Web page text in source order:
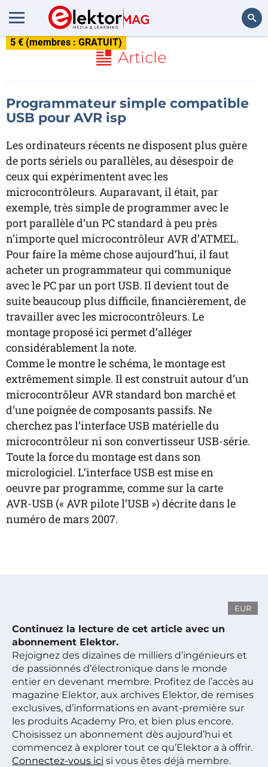
5 € (membres : GRATUIT)
Article
Programmateur simple compatible
USB pour AVR isp
Les ordinateurs récents ne disposent plus guère
de ports sériels ou parallèles, au désespoir de
ceux qui expérimentent avec les
microcontrôleurs. Auparavant, il était, par
exemple, très simple de programmer avec le
port parallèle d’un PC standard à peu près
n’importe quel microcontrôleur AVR d’ATMEL.
Pour faire la même chose aujourd’hui, il faut
acheter un programmateur qui communique
avec le PC par un port USB. Il devient tout de
suite beaucoup plus difficile, financièrement, de
travailler avec les microcontrôleurs. Le
montage proposé ici permet d’alléger
considérablement la note.
Comme le montre le schéma, le montage est
extrêmement simple. Il est construit autour d’un
microcontrôleur AVR standard bon marché et
d’une poignée de composants passifs. Ne
cherchez pas l’interface USB matérielle du
microcontrôleur ni son convertisseur USB-série.
Toute la force du montage est dans son
micrologiciel. L’interface USB est mise en
oeuvre par programme, comme sur la carte
AVR-USB (« AVR pilote l’USB ») décrite dans le
numéro de mars 2007.
EUR
Continuez la lecture de cet article avec un
abonnement Elektor.
Rejoignez des dizaines de milliers d’ingénieurs et
de passionnés d’électronique dans le monde
entier en devenant membre. Profitez de l’accès au
magazine Elektor, aux archives Elektor, de remises
exclusives, d’informations en avant-première sur
les produits Academy Pro, et bien plus encore.
Choisissez un abonnement dès aujourd’hui et
commencez à explorer tout ce qu’Elektor a à offrir.
Connectez-vous ici si vous êtes déjà membre.